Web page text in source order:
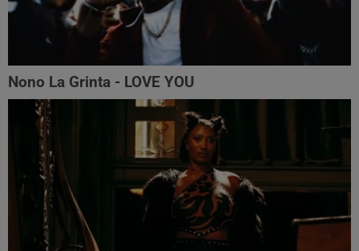
Nono La Grinta - LOVE YOU